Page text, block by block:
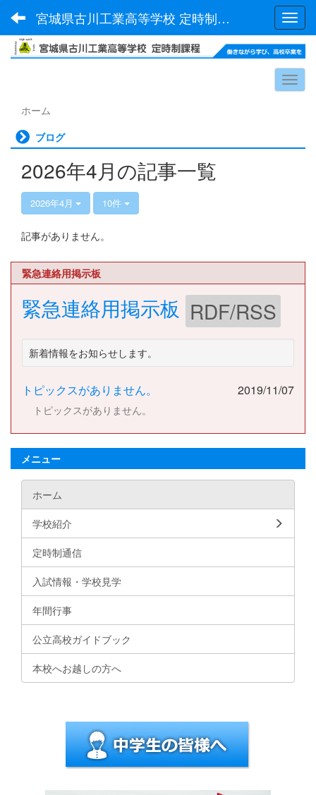
宮城県古川工業高等学校 定時制課程
ホーム
ブログ
2026年4月の記事一覧
2026年4月 10件
記事がありません。
緊急連絡用掲示板
緊急連絡用掲示板 RDF/RSS
新着情報をお知らせします。
トピックスがありません。 2019/11/07
トピックスがありません。
メニュー
ホーム
学校紹介
定時制通信
入試情報・学校見学
年間行事
公立高校ガイドブック
本校へお越しの方へ